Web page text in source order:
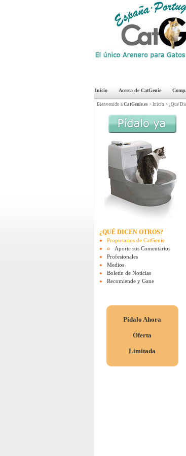
Inicio Acerca de CatGenie
Bienvenido a CatGenie.es> Inicio > ¿Qué
¿QUÉ DICEN OTROS?
Propietarios de CatGenie
Aporte sus Comentarios
Profesionales
Medios
Boletín de Noticias
Recomiende y Gane
Pídalo Ahora
Oferta
Limitada